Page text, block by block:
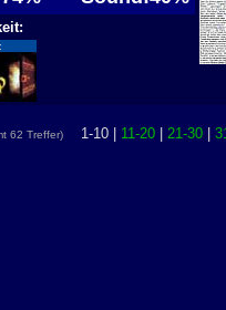
62 Treffer) 1-10 | 11-20| 21-30|